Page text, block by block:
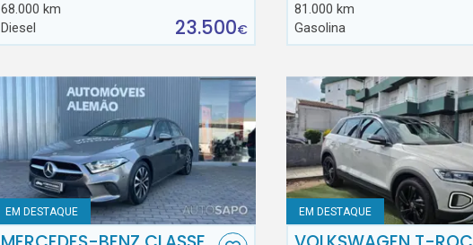
68.000 km
Diesel
23.500€
81.000 km
Gasolina
EM DESTAQUE EM DESTAQUE